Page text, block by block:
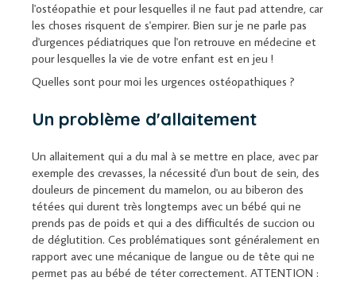
l'ostéopathie et pour lesquelles il ne faut pad attendre, car
les choses risquent de s'empirer. Bien sur je ne parle pas
d'urgences pédiatriques que l'on retrouve en médecine et
pour lesquelles la vie de votre enfant est en jeu !
Quelles sont pour moi les urgences ostéopathiques ?
Un problème d'allaitement
Un allaitement qui a du mal à se mettre en place, avec par
exemple des crevasses, la nécessité d'un bout de sein, des
douleurs de pincement du mamelon, ou au biberon des
tétées qui durent très longtemps avec un bébé qui ne
prends pas de poids et qui a des difficultés de succion ou
de déglutition. Ces problématiques sont généralement en
rapport avec une mécanique de langue ou de tête qui ne
permet pas au bébé de téter correctement. ATTENTION :